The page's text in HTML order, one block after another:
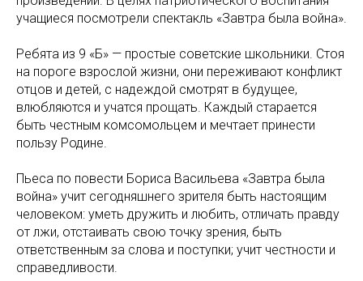
учащиеся посмотрели спектакль «Завтра была война».
Ребята из 9 «Б» — простые советские школьники. Стоя
на пороге взрослой жизни, они переживают конфликт
отцов и детей, с надеждой смотрят в будущее,
влюбляются и учатся прощать. Каждый старается
быть честным комсомольцем и мечтает принести
пользу Родине.
Пьеса по повести Бориса Васильева «Завтра была
война» учит сегодняшнего зрителя быть настоящим
человеком: уметь дружить и любить, отличать правду
от лжи, отстаивать свою точку зрения, быть
ответственным за слова и поступки; учит честности и
справедливости.